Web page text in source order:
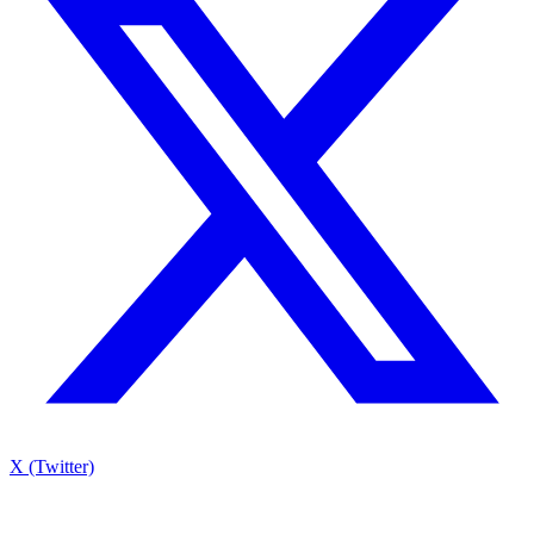
X (Twitter)